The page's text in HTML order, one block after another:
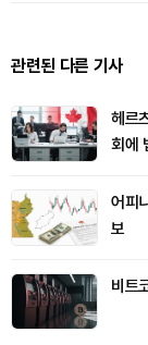
관련된 다른 기사
헤르
회에
어피
보
비트